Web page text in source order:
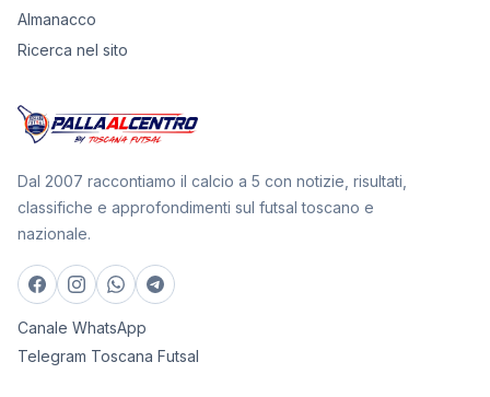
Almanacco
Ricerca nel sito
Dal 2007 raccontiamo il calcio a 5 con notizie, risultati,
classifiche e approfondimenti sul futsal toscano e
nazionale.
Canale WhatsApp
Telegram Toscana Futsal